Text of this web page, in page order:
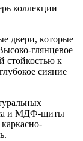
коллекции
двери, которые
глянцевое
стойкостью к
сияние
и МДФ-щиты